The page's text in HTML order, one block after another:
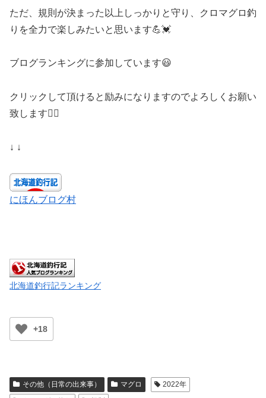
ただ、規則が決まった以上しっかりと守り、クロマグロ釣
りを全力で楽しみたいと思います💪💓
ブログランキングに参加しています😃
クリックして頂けると励みになりますのでよろしくお願い
致します🙇‍♀️
↓ ↓
にほんブログ村
北海道釣行記ランキング
+18
その他（日常の出来事） マグロ
2022年